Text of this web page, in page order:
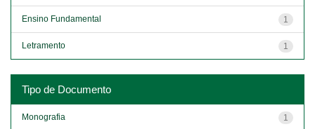
1
Ensino Fundamental
1
Letramento
Tipo de Documento
1
Monografia